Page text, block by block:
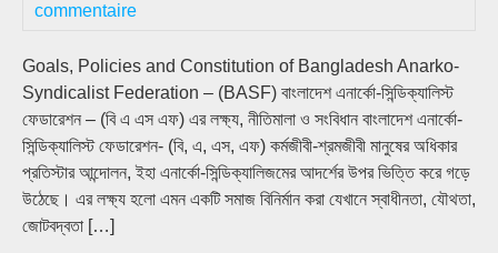
commentaire
Goals, Policies and Constitution of Bangladesh Anarko-
Syndicalist Federation – (BASF) বাংলাদেশ এনার্কো-সিন্ডিক্যালিস্ট
ফেডারেশন – (বি এ এস এফ) এর লক্ষ্য, নীতিমালা ও সংবিধান বাংলাদেশ এনার্কো-
সিন্ডিক্যালিস্ট ফেডারেশন- (বি, এ, এস, এফ) কর্মজীবী-শ্রমজীবী মানুষের অধিকার
প্রতিস্টার আন্দোলন, ইহা এনার্কো-সিন্ডিক্যালিজমের আদর্শের উপর ভিত্তি করে গড়ে
উঠেছে। এর লক্ষ্য হলো এমন একটি সমাজ বিনির্মান করা যেখানে স্বাধীনতা, যৌথতা,
জোটবদ্বতা […]